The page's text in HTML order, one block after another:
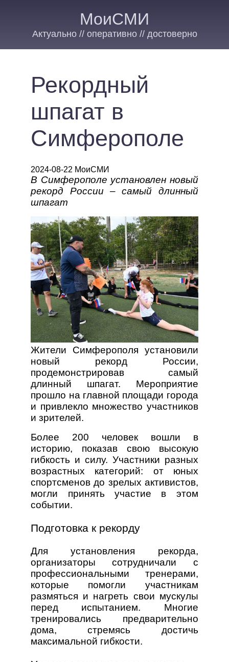
МоиСМИ
Актуально // оперативно // достоверно
Рекордный
шпагат в
Симферополе
2024-08-22 МоиСМИ
В Симферополе установлен новый
рекорд России – самый длинный
шпагат
Жители Симферополя установили
новый рекорд России,
продемонстрировав самый
длинный шпагат. Мероприятие
прошло на главной площади города
и привлекло множество участников
и зрителей.
Более 200 человек вошли в
историю, показав свою высокую
гибкость и силу. Участники разных
возрастных категорий: от юных
спортсменов до зрелых активистов,
могли принять участие в этом
событии.
Подготовка к рекорду
Для установления рекорда,
организаторы сотрудничали с
профессиональными тренерами,
которые помогли участникам
размяться и нагреть свои мускулы
перед испытанием. Многие
тренировались предварительно
дома, стремясь достичь
максимальной гибкости.